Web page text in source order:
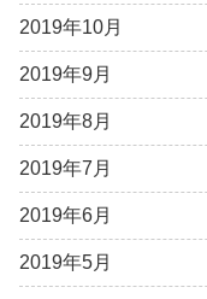
2019年10月
2019年9月
2019年8月
2019年7月
2019年6月
2019年5月